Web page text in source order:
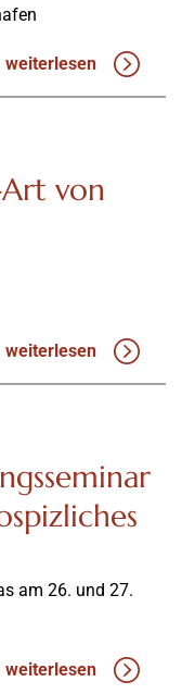
weiterlesen
von
weiterlesen
am 26. und 27.
weiterlesen